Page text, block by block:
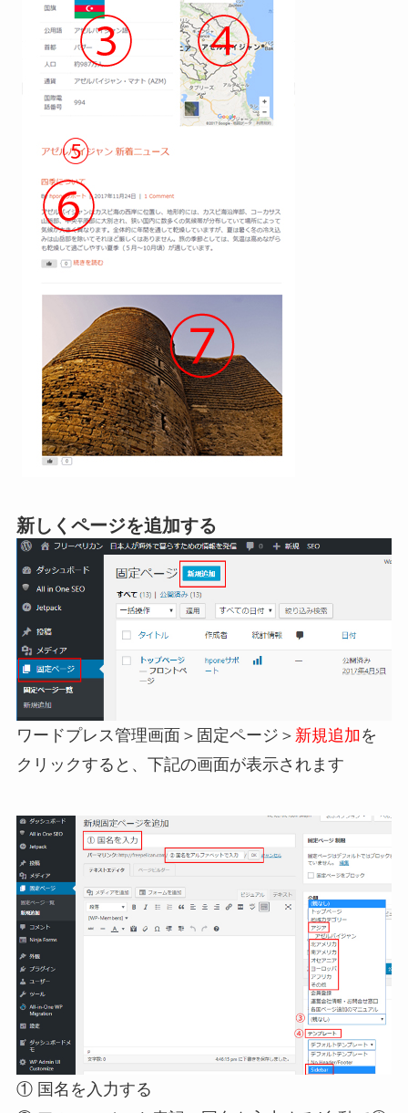
新しくページを追加する
ワードプレス管理画面＞固定ページ＞ 新規追加を
クリックすると、下記の画面が表示されます
① 国名を入力する